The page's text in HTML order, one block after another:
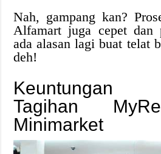
Nah, gampang kan?
Alfamart juga cepet dan
ada alasan lagi buat telat
deh!
Keuntungan
Tagihan
Minimarket